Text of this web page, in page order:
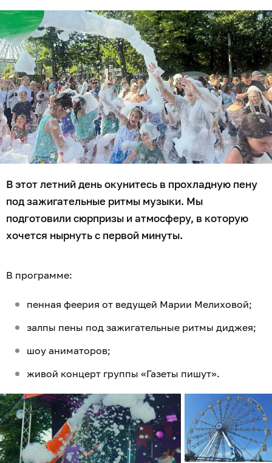
В этот летний день окунитесь в прохладную пену
под зажигательные ритмы музыки. Мы
подготовили сюрпризы и атмосферу, в которую
хочется нырнуть с первой минуты.
В программе:
пенная феерия от ведущей Марии Мелиховой;
залпы пены под зажигательные ритмы диджея;
шоу аниматоров;
живой концерт группы «Газеты пишут».